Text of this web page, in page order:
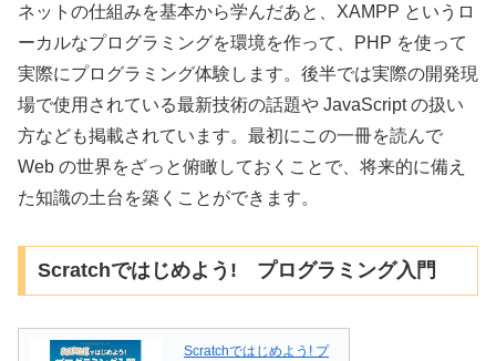
ネットの仕組みを基本から学んだあと、XAMPP というロ
ーカルなプログラミングを環境を作って、PHP を使って
実際にプログラミング体験します。後半では実際の開発現
場で使用されている最新技術の話題や JavaScript の扱い
方なども掲載されています。最初にこの一冊を読んで
Web の世界をざっと俯瞰しておくことで、将来的に備え
た知識の土台を築くことができます。
Scratchではじめよう! プログラミング入門
Scratchではじめよう! プ